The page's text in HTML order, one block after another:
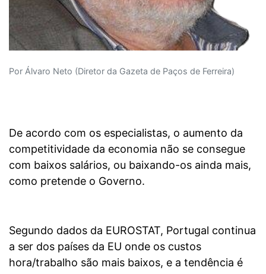
Por Álvaro Neto (Diretor da Gazeta de Paços de Ferreira)
De acordo com os especialistas, o aumento da
competitividade da economia não se consegue
com baixos salários, ou baixando-os ainda mais,
como pretende o Governo.
Segundo dados da EUROSTAT, Portugal continua
a ser dos países da EU onde os custos
hora/trabalho são mais baixos, e a tendência é